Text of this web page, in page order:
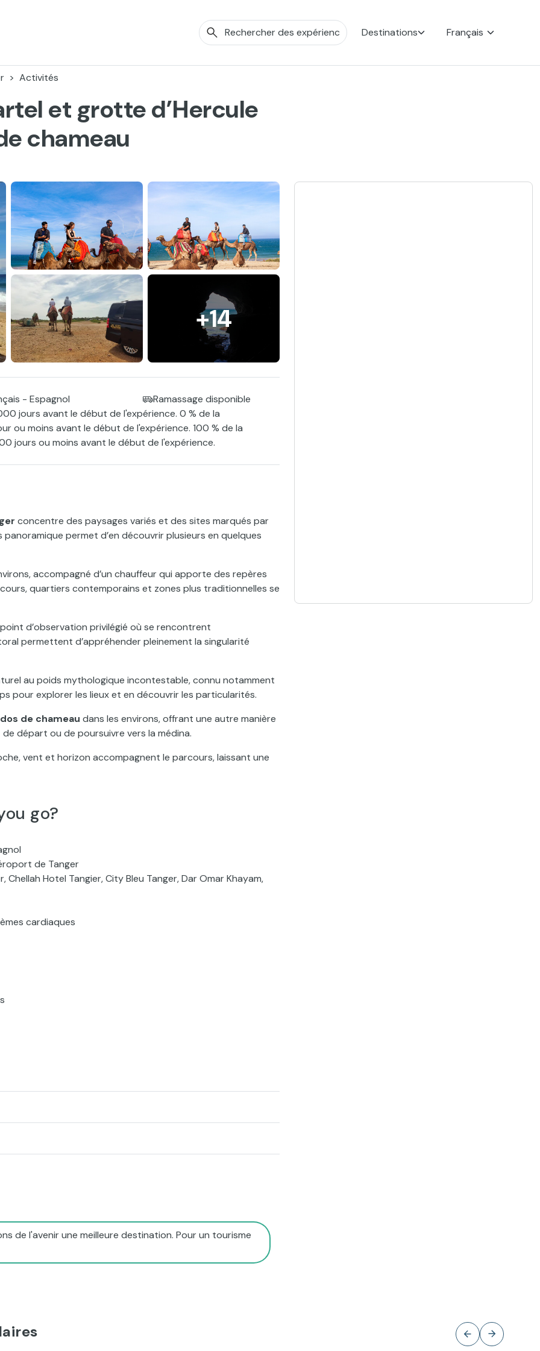
Destinations Français
Activités
et grotte d’Hercule
chameau
+14
- Espagnol
Ramassage disponible
jours avant le début de l'expérience. 0 % de la
ou moins avant le début de l'expérience. 100 % de la
jours ou moins avant le début de l'expérience.
concentre des paysages variés et des sites marqués par
permet d’en découvrir plusieurs en quelques
accompagné d’un chauffeur qui apporte des repères
quartiers contemporains et zones plus traditionnelles se
d’observation privilégié où se rencontrent
permettent d’appréhender pleinement la singularité
au poids mythologique incontestable, connu notamment
pour explorer les lieux et en découvrir les particularités.
de chameau dans les environs, offrant une autre manière
départ ou de poursuivre vers la médina.
vent et horizon accompagnent le parcours, laissant une
go?
de Tanger
Hotel Tangier, City Bleu Tanger, Dar Omar Khayam,
cardiaques
de l'avenir une meilleure destination. Pour un tourisme